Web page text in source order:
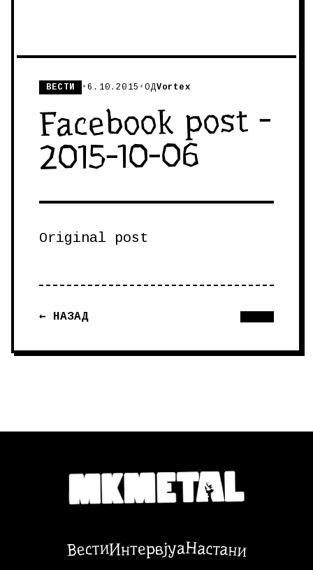
ВЕСТИ •6.10.2015 •ОДVortex
Facebook post -
2015-10-06
Original post
← НАЗАД
ВестиИнтервјуаНастани